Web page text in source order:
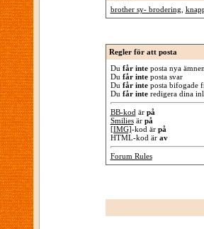
brother sy- brodering
Regler för att posta
Du får inteposta nya ämnen
Du får inteposta svar
Du får inteposta bifogade
Du får interedigera dina
BB-kod är på
Smiliesär på
[IMG]-kod är på
HTML-kod är av
Forum Rules